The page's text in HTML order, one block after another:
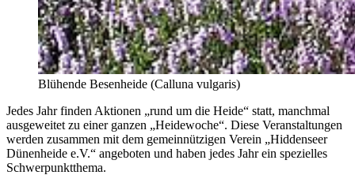
Blühende Besenheide (Calluna vulgaris)
Jedes Jahr finden Aktionen „rund um die Heide“ statt, manchmal
ausgeweitet zu einer ganzen „Heidewoche“. Diese Veranstaltungen
werden zusammen mit dem gemeinnützigen Verein „Hiddenseer
Dünenheide e.V.“ angeboten und haben jedes Jahr ein spezielles
Schwerpunktthema.